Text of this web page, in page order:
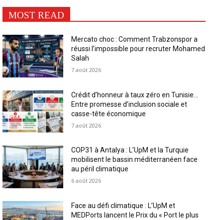
MOST READ
Mercato choc : Comment Trabzonspor a
réussi l’impossible pour recruter Mohamed
Salah
7 août 2026
Crédit d’honneur à taux zéro en Tunisie…
Entre promesse d’inclusion sociale et
casse-tête économique
7 août 2026
COP31 à Antalya : L’UpM et la Turquie
mobilisent le bassin méditerranéen face
au péril climatique
6 août 2026
Face au défi climatique : L’UpM et
MEDPorts lancent le Prix du « Port le plus